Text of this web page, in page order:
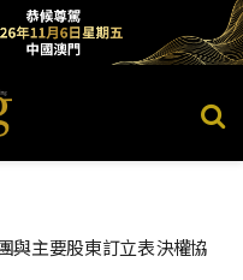
與主要股東訂立表決權協